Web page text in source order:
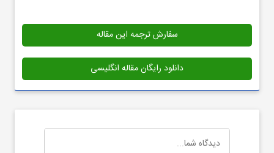
سفارش ترجمه این مقاله
دانلود رایگان مقاله انگلیسی